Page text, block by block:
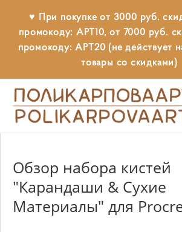
♥ При покупке от 3000 руб.
промокоду: АРТ10, от 7000 руб.
промокоду: АРТ20 (не действует
товары со скидками)
Обзор набора кистей
"Карандаши & Сухие
Материалы" для